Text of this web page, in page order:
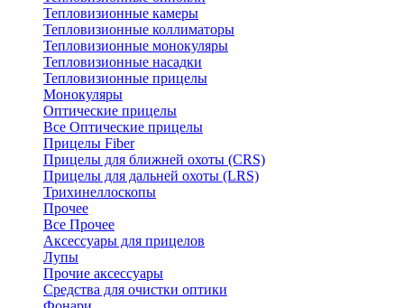
Тепловизионные камеры
Тепловизионные коллиматоры
Тепловизионные монокуляры
Тепловизионные насадки
Тепловизионные прицелы
Монокуляры
Оптические прицелы
Все Оптические прицелы
Прицелы Fiber
Прицелы для ближней охоты (CRS)
Прицелы для дальней охоты (LRS)
Трихинеллоскопы
Прочее
Все Прочее
Аксессуары для прицелов
Лупы
Прочие аксессуары
Средства для очистки оптики